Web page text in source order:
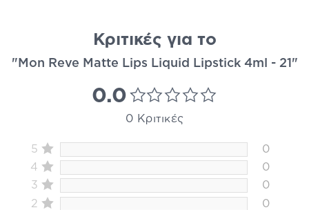
Κριτικές για το
"Mon Reve Matte Lips Liquid Lipstick 4ml - 21"
0.0
0 Κριτικές
5
0
4
0
3
0
2
0